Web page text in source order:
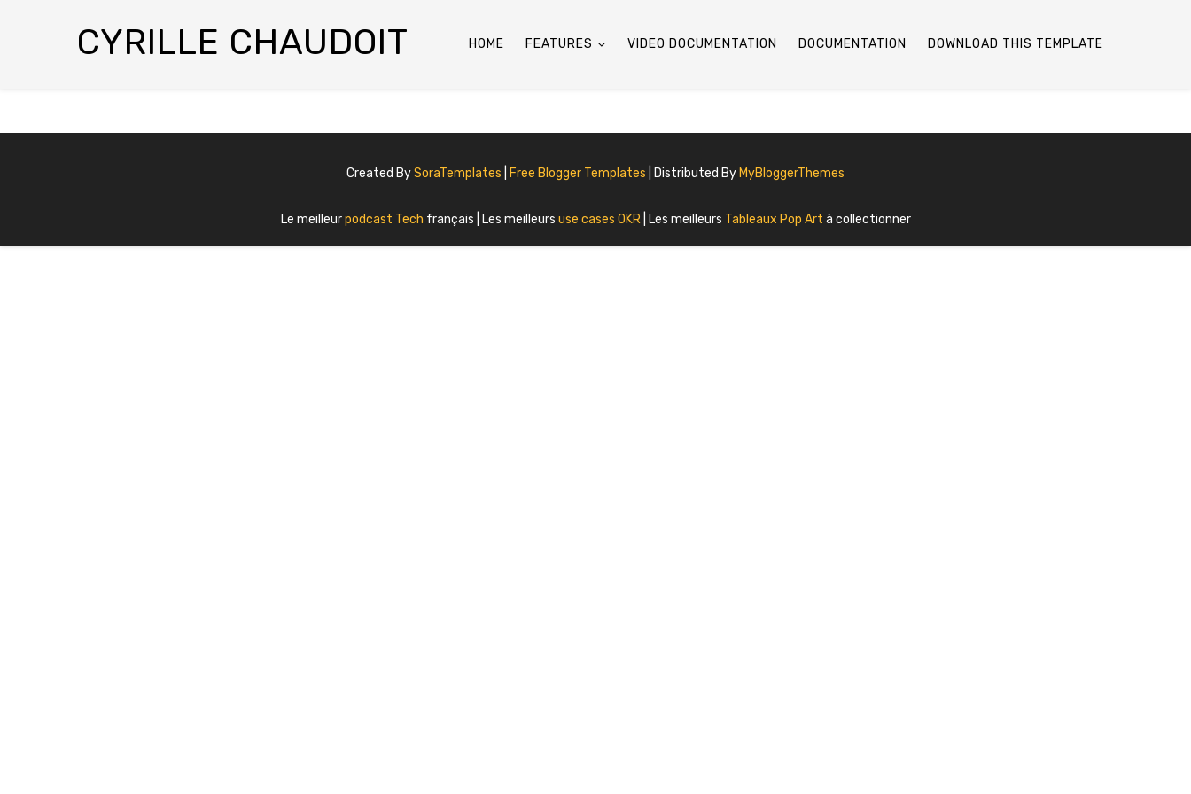
CYRILLE CHAUDOIT HOME FEATURES VIDEO DOCUMENTATION DOCUMENTATION DOWNLOAD THIS TEMPLATE
Created BySoraTemplates Free Blogger Templates | Distributed By MyBloggerThemes
Le meilleurpodcast Tech français | Les meilleurs use cases OKR | Les meilleurs Tableaux Pop Art à collectionner